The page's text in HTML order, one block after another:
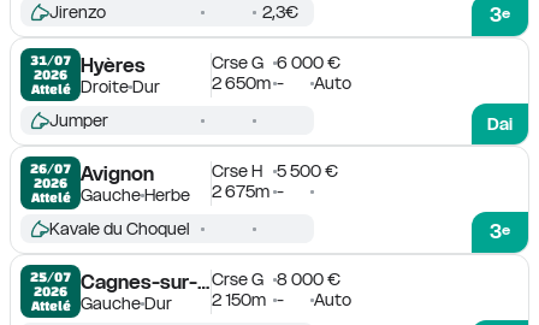
3e
Jirenzo 2,3€
31/07
2026
Attelé
Hyères
DroiteDur
Crse G
6 000 €
2 650m -
Auto
Dai
Jumper
26/07
2026
Attelé
Avignon
GaucheHerbe
Crse H
5 500 €
2 675m -
3e
Kavale du Choquel
25/07
2026
Attelé
Cagnes-sur-Mer
GaucheDur
Crse G
8 000 €
2 150m -
Auto